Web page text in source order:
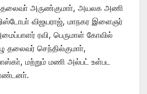
தலைவா் அருண்குமாா், அயலக அணி
விஜயராஜ், மாநகர இளைஞர்
ரவி, பெருமாள் கோவில்
தலைவர் செந்தில்குமாா்,
பாஸ்கா், மற்றும் மணி அல்பட் உள்பட